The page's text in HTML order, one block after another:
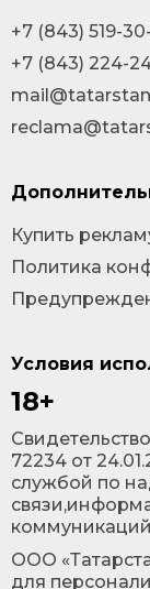
Условия
18+
72234 от
службой по
ООО
для
+7 (843) 519-
+7 (843) 224-
Купить
Политика